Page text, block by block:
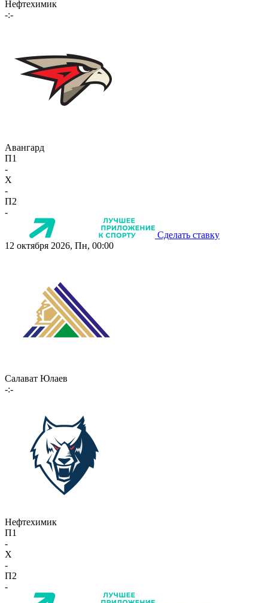
Нефтехимик
-:-
Авангард
П1
-
X
-
П2
-
Сделать ставку
12 октября 2026, Пн, 00:00
Салават Юлаев
-:-
Нефтехимик
П1
-
X
-
П2
-